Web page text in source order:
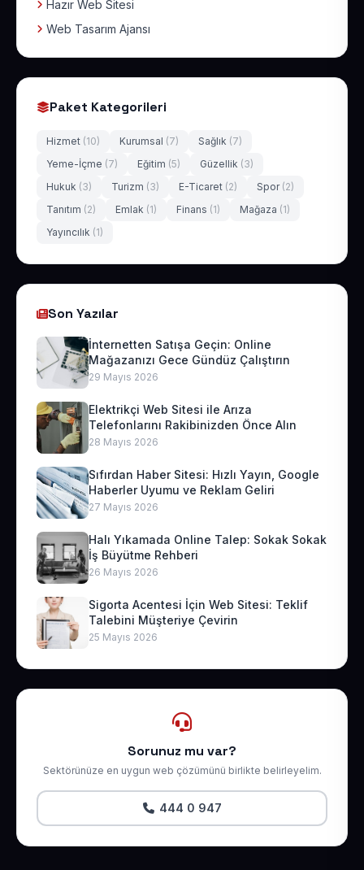
Hazır Web Sitesi
Web Tasarım Ajansı
Paket Kategorileri
Hizmet (10) Kurumsal (7) Sağlık (7)
Yeme-İçme (7) Eğitim (5) Güzellik (3)
Hukuk (3) Turizm (3) E-Ticaret (2) Spor (2)
Tanıtım (2) Emlak (1) Finans (1) Mağaza (1)
Yayıncılık (1)
Son Yazılar
İnternetten Satışa Geçin: Online
Mağazanızı Gece Gündüz Çalıştırın
29 Mayıs 2026
Elektrikçi Web Sitesi ile Arıza
Telefonlarını Rakibinizden Önce Alın
28 Mayıs 2026
Sıfırdan Haber Sitesi: Hızlı Yayın, Google
Haberler Uyumu ve Reklam Geliri
27 Mayıs 2026
Halı Yıkamada Online Talep: Sokak Sokak
İş Büyütme Rehberi
26 Mayıs 2026
Sigorta Acentesi İçin Web Sitesi: Teklif
Talebini Müşteriye Çevirin
25 Mayıs 2026
Sorunuz mu var?
Sektörünüze en uygun web çözümünü birlikte belirleyelim.
444 0 947